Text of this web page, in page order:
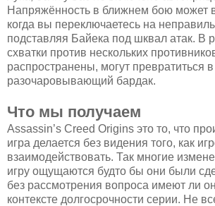
Напряжённость в ближнем бою может
когда вы переключаетесь на
подставляя Байека под шквал атак. В
схватки против нескольких
распространены, могут превратиться в
разочаровывающий бардак.
Что мы получаем
Assassin’s Creed Origins это то, что
игра делается без видения того, как
взаимодействовать. Так многие
игру ощущаются будто бы они были
без рассмотрения вопроса имеют ли
контексте долгосрочности серии. Не